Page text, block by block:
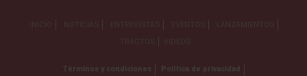
INICIO NOTICIAS ENTREVISTAS EVENTOS
LANZAMIENTOS
TRACTOS
VIDEOS
Términos y condiciones Política de privacidad